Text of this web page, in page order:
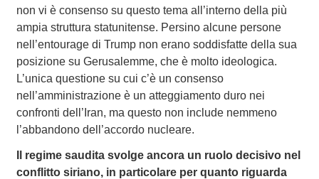
non vi è consenso su questo tema all’interno della più
ampia struttura statunitense. Persino alcune persone
nell’entourage di Trump non erano soddisfatte della sua
posizione su Gerusalemme, che è molto ideologica.
L’unica questione su cui c’è un consenso
nell’amministrazione è un atteggiamento duro nei
confronti dell’Iran, ma questo non include nemmeno
l’abbandono dell’accordo nucleare.
Il regime saudita svolge ancora un ruolo decisivo nel
conflitto siriano, in particolare per quanto riguarda